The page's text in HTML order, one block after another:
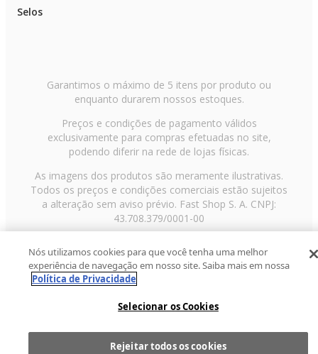
Selos
Garantimos o máximo de 5 itens por produto ou
enquanto durarem nossos estoques.
Preços e condições de pagamento válidos
exclusivamente para compras efetuadas no site,
podendo diferir na rede de lojas físicas.
As imagens dos produtos são meramente ilustrativas.
Todos os preços e condições comerciais estão sujeitos
a alteração sem aviso prévio. Fast Shop S. A. CNPJ:
43.708.379/0001-00
Paulo/SP, CEP 02029-001, Telefone: 11 3003-3728 ©
2013 Fast Shop - Todos os direitos reservadosRF
Nós utilizamos cookies para que você tenha uma melhor
experiência de navegação em nosso site. Saiba mais em nossa
Política de Privacidade
Selecionar os Cookies
Rejeitar todos os cookies